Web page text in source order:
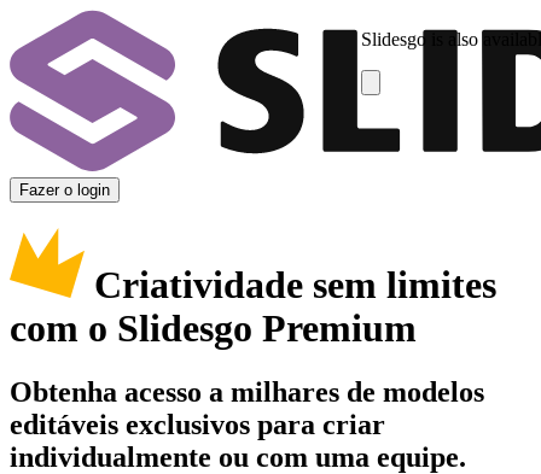
Slidesgo is also
Fazer o login
Criatividade sem limites
com o Slidesgo Premium
Obtenha acesso a milhares de modelos
editáveis exclusivos para criar
individualmente ou com uma equipe.